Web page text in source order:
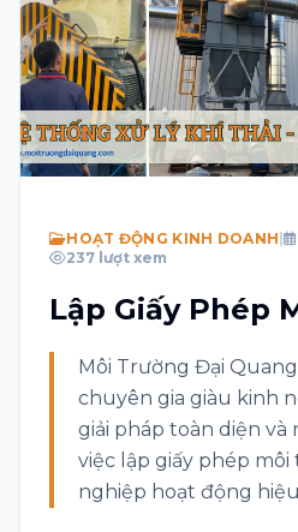
HOẠT ĐỘNG KINH DOANH |
237 lượt xem
Lập Giấy Phép
Môi Trường Đại
chuyên gia giàu kinh
giải pháp toàn diện và
việc lập giấy phép
nghiệp hoạt động
Tin nhắn
Tôi đồng ý với Điều khoản
Hãy giải hàm toán học sau: 5
Gửi